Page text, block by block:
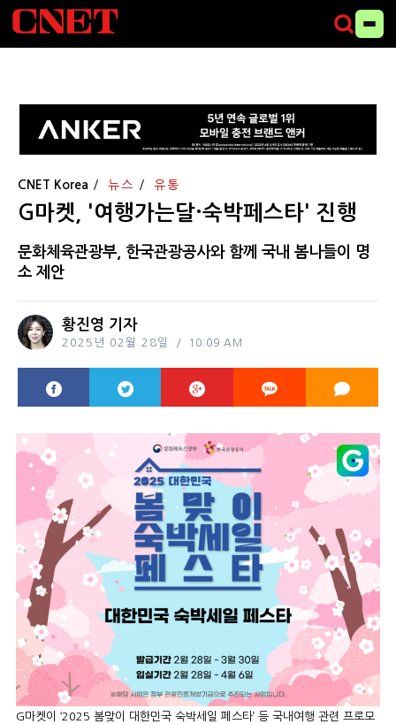
CNET Korea 뉴스 유통
G마켓, '여행가는달·숙박페스타' 진행
문화체육관광부, 한국관광공사와 함께 국내 봄나들이 명
소 제안
황진영 기자
2025년 02월 28일 10:09 AM
G마켓이 ‘2025 봄맞이 대한민국 숙박세일 페스타’ 등 국내여행 관련 프로모